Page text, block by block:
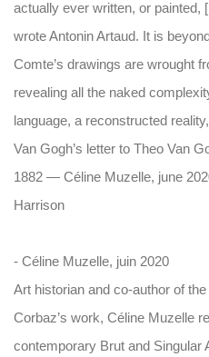
actually ever written, or painted,
wrote Antonin Artaud. It is
Comte’s drawings are wrought
revealing all the naked
language, a reconstructed
Van Gogh’s letter to Theo Van
1882 — Céline Muzelle, june
Harrison
- Céline Muzelle, juin 2020
Art historian and co-author of
Corbaz’s work, Céline Muzelle
contemporary Brut and Singular